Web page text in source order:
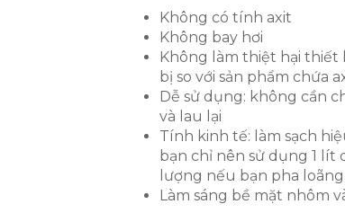
Không có tính axit
Không bay hơi
Không làm thiệt hại thiết
bị so với sản phẩm chứa
Dễ sử dụng: không cần
và lau lại
Tính kinh tế: làm sạch
bạn chỉ nên sử dụng 1
lượng nếu bạn pha
Làm sáng bề mặt nhôm